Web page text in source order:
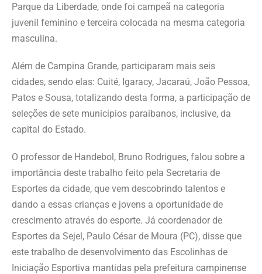
Parque da Liberdade, onde foi campeã na categoria
juvenil feminino e terceira colocada na mesma categoria
masculina.
Além de Campina Grande, participaram mais seis
cidades, sendo elas: Cuité, Igaracy, Jacaraú, João Pessoa,
Patos e Sousa, totalizando desta forma, a participação de
seleções de sete municípios paraibanos, inclusive, da
capital do Estado.
O professor de Handebol, Bruno Rodrigues, falou sobre a
importância deste trabalho feito pela Secretaria de
Esportes da cidade, que vem descobrindo talentos e
dando a essas crianças e jovens a oportunidade de
crescimento através do esporte. Já coordenador de
Esportes da Sejel, Paulo César de Moura (PC), disse que
este trabalho de desenvolvimento das Escolinhas de
Iniciação Esportiva mantidas pela prefeitura campinense